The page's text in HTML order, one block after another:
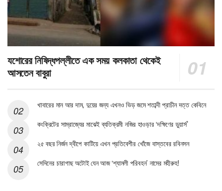
যশোরের নিষিদ্ধপল্লীতে এক সময় কলকাতা থেকেই
আসতেন বাবুরা
খাবারের মান আর দাম, দুয়ের জন্য এখনও ভিড় জমে শতাব্দী প্রাচীন দত্ত কেবিনে
কংক্রিটের সাম্রাজ্যের মাঝেই ব্যতিক্রমী নজির হাওড়ার ‘দক্ষিণের ডুয়ার্স’
২৫ বছর নির্জন দ্বীপে কাটিয়ে এখন প্রতিবেশীর খোঁজে বাস্তবের রবিনসন
সেদিনের চারাগাছ অটোই যেন আজ ‘শ্যামলী পরিবহন’ নামের মহীরুহ!